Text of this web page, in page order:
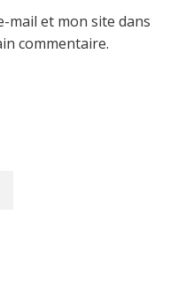
mail et mon site dans
commentaire.